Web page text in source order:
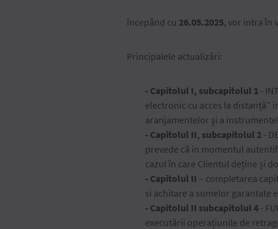
începând cu 26.05.2025, vor intra în
Principalele actualizări:
- Capitolul I, subcapitolul 1 -
electronic cu acces la
aranjamentelor şi a
- Capitolul II, subcapitolul 2 -
prevede că in momentul
cazul în care Clientul deține și
- Capitolul II – completarea
si achitare a sumelor
- Capitolul II subcapitolul 4 -
executării operațiunile de